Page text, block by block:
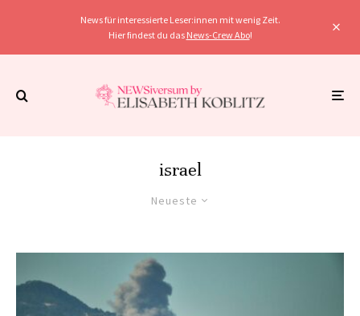
News für interessierte Leser:innen mit wenig Zeit.
Hier findest du das News-Crew Abo!
israel
Neueste